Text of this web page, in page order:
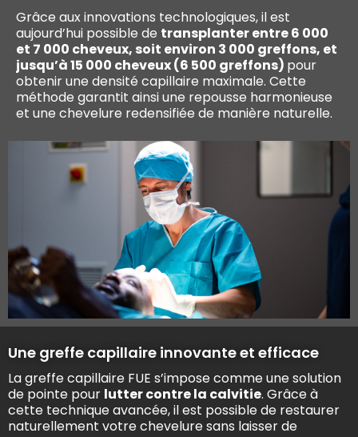
Grâce aux innovations technologiques, il est
aujourd’hui possible de transplanter entre 6 000
et 7 000 cheveux, soit environ 3 000 greffons, et
jusqu’à 15 000 cheveux (6 500 greffons) pour
obtenir une densité capillaire maximale. Cette
méthode garantit ainsi une repousse harmonieuse
et une chevelure redensifiée de manière naturelle.
Une greffe capillaire innovante et efficace
La greffe capillaire FUE s’impose comme une solution
de pointe pour lutter contre la calvitie. Grâce à
cette technique avancée, il est possible de restaurer
naturellement votre chevelure sans laisser de